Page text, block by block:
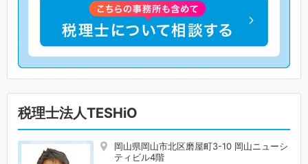
税理士法人TESHiO
岡山県岡山市北区磨屋町3-10 岡山ニューシ
ティビル4階